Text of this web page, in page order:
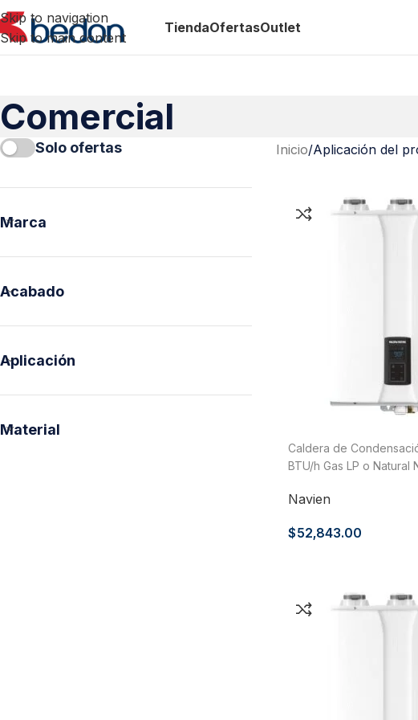
Skip to navigation
Skip to main content
Tienda
Tuberías y Conexiones
OfertasOutlet
Comercial
Solo ofertas
Marca
Acabado
Aplicación
Material
Inicio/Aplicación del
Caldera de
BTU/h Gas LP o Natural
Navien
$52,843.00